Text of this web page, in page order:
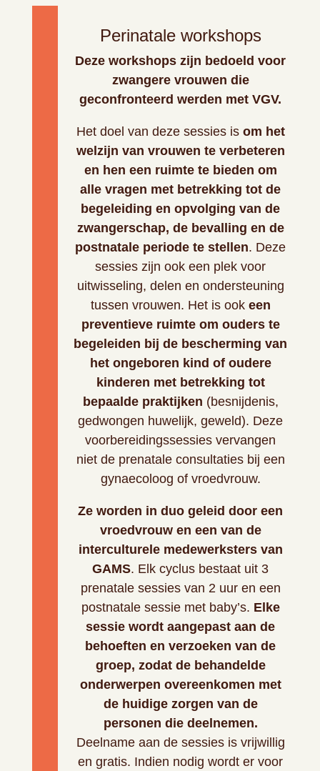
Perinatale workshops
Deze workshops zijn bedoeld voor
zwangere vrouwen die
geconfronteerd werden met VGV.
Het doel van deze sessies is om het
welzijn van vrouwen te verbeteren
en hen een ruimte te bieden om
alle vragen met betrekking tot de
begeleiding en opvolging van de
zwangerschap, de bevalling en de
postnatale periode te stellen. Deze
sessies zijn ook een plek voor
uitwisseling, delen en ondersteuning
tussen vrouwen. Het is ook een
preventieve ruimte om ouders te
begeleiden bij de bescherming van
het ongeboren kind of oudere
kinderen met betrekking tot
bepaalde praktijken (besnijdenis,
gedwongen huwelijk, geweld). Deze
voorbereidingssessies vervangen
niet de prenatale consultaties bij een
gynaecoloog of vroedvrouw.
Ze worden in duo geleid door een
vroedvrouw en een van de
interculturele medewerksters van
GAMS. Elk cyclus bestaat uit 3
prenatale sessies van 2 uur en een
postnatale sessie met baby’s. Elke
sessie wordt aangepast aan de
behoeften en verzoeken van de
groep, zodat de behandelde
onderwerpen overeenkomen met
de huidige zorgen van de
personen die deelnemen.
Deelname aan de sessies is vrijwillig
en gratis. Indien nodig wordt er voor